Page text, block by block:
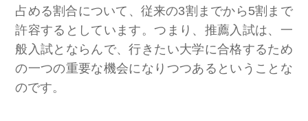
占める割合について、従来の3割までから5割まで
許容するとしています。つまり、推薦入試は、一
般入試とならんで、行きたい大学に合格するため
の一つの重要な機会になりつつあるということな
のです。